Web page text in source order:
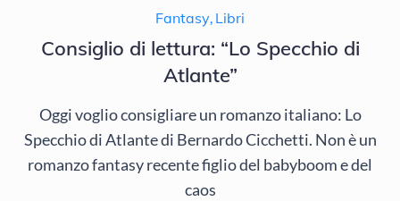
Fantasy, Libri
Consiglio di lettura: “Lo Specchio di
Atlante”
Oggi voglio consigliare un romanzo italiano: Lo
Specchio di Atlante di Bernardo Cicchetti. Non è un
romanzo fantasy recente figlio del babyboom e del
caos